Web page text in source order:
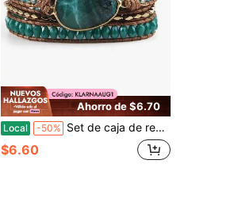
Ahorro de $6.70
Local -50% Set de caja de regalo para mujer, pulsera envolvente boho con cuentas de piedra de jaspe natural, pulseras de hilo
$6.60